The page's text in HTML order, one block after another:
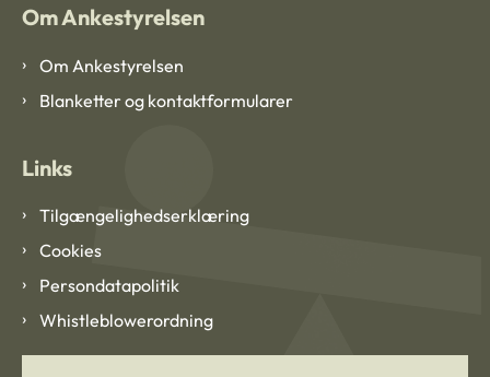
Om Ankestyrelsen
Om Ankestyrelsen
Blanketter og kontaktformularer
Links
Tilgængelighedserklæring
Cookies
Persondatapolitik
Whistleblowerordning